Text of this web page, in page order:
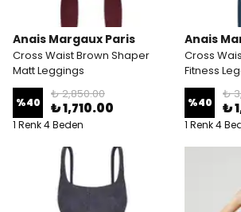
Anais Margaux Paris
Cross Waist Brown Shaper
Matt Leggings
%40
₺ 2,850.00
₺ 1,710.00
1 Renk 4 Beden
Anais
Cross
Fitness
%40
₺
₺
1 Renk 4